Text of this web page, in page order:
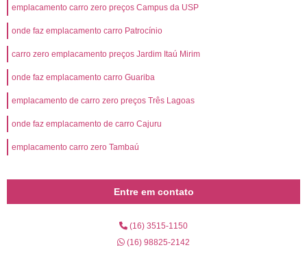
emplacamento carro zero preços Campus da USP
onde faz emplacamento carro Patrocínio
carro zero emplacamento preços Jardim Itaú Mirim
onde faz emplacamento carro Guariba
emplacamento de carro zero preços Três Lagoas
onde faz emplacamento de carro Cajuru
emplacamento carro zero Tambaú
Entre em contato
(16) 3515-1150
(16) 98825-2142